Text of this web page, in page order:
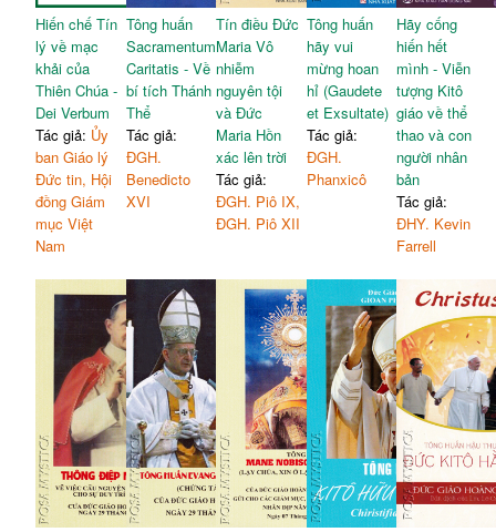
Hiến chế Tín
lý về mạc
khải của
Thiên Chúa -
Dei Verbum
Tác giả: Ủy
ban Giáo lý
Đức tin, Hội
đồng Giám
mục Việt
Nam
Tông huấn
Sacramentum
Caritatis - Về
bí tích Thánh
Thể
Tác giả:
ĐGH.
Benedicto
XVI
Tín điều Đức
Maria Vô
nhiễm
nguyên tội
và Đức
Maria Hồn
xác lên trời
Tác giả:
ĐGH. Piô IX,
ĐGH. Piô XII
Tông huấn
hãy vui
mừng hoan
hỉ (Gaudete
et Exsultate)
Tác giả:
ĐGH.
Phanxicô
Hãy cống
hiến hết
mình - Viễn
tượng Kitô
giáo về thể
thao và con
người nhân
bản
Tác giả:
ĐHY. Kevin
Farrell